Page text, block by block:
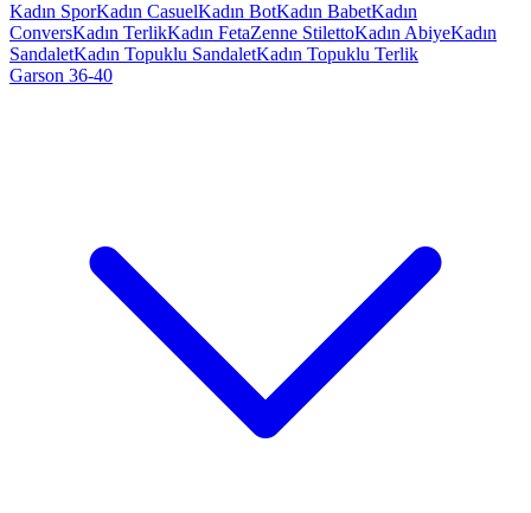
Kadın SporKadın CasuelKadın BotKadın BabetKadın
ConversKadın TerlikKadın FetaZenne StilettoKadın AbiyeKadın
SandaletKadın Topuklu SandaletKadın Topuklu Terlik
Garson 36-40